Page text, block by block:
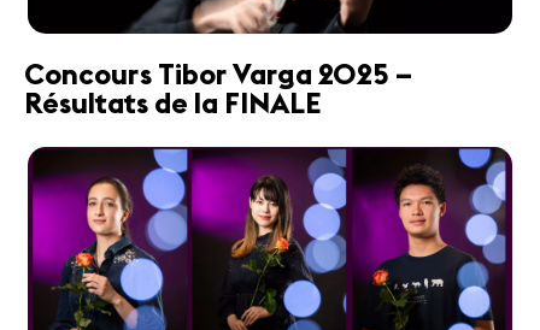
Concours Tibor Varga 2025 –
Résultats de la FINALE